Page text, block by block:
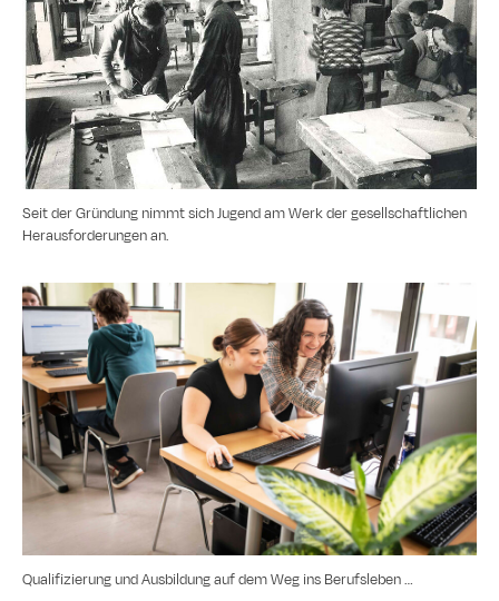
Seit der Gründung nimmt sich Jugend am Werk der gesellschaftlichen
Herausforderungen an.
Qualifizierung und Ausbildung auf dem Weg ins Berufsleben …